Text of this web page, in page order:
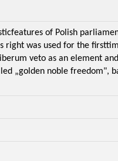
of Polish
was used for the
veto as an element
„golden noble freedom",